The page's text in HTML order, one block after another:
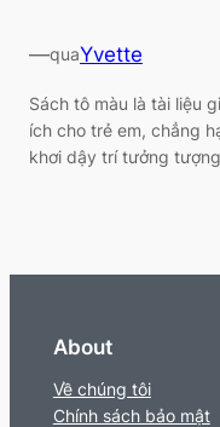
—quaYvette
Sách tô màu là tài liệu
ích cho trẻ em, chẳng
khơi dậy trí tưởng
About
Về chúng tôi
Chính sách bảo mật